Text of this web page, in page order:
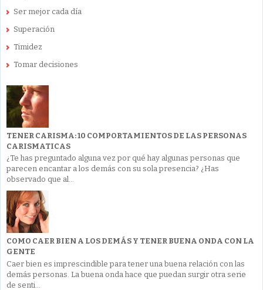
Ser mejor cada día
Superación
Timidez
Tomar decisiones
TENER CARISMA: 10 COMPORTAMIENTOS DE LAS PERSONAS
CARISMATICAS
¿Te has preguntado alguna vez por qué hay algunas personas que
parecen encantar a los demás con su sola presencia? ¿Has
observado que al...
COMO CAER BIEN A LOS DEMÁS Y TENER BUENA ONDA CON LA
GENTE
Caer bien es imprescindible para tener una buena relación con las
demás personas. La buena onda hace que puedan surgir otra serie
de senti...